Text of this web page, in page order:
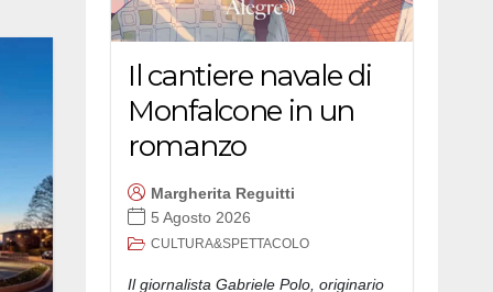
Il cantiere navale di
Monfalcone in un
romanzo
Margherita Reguitti
5 Agosto 2026
CULTURA&SPETTACOLO
Il giornalista Gabriele Polo, originario